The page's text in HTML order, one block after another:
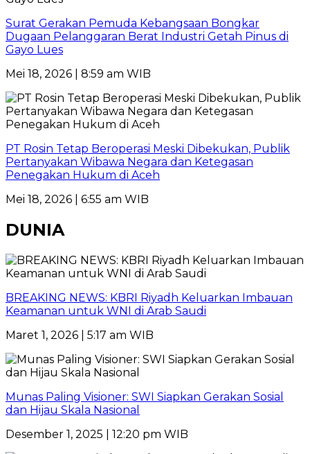
Surat Gerakan Pemuda Kebangsaan Bongkar
Dugaan Pelanggaran Berat Industri Getah Pinus di
Gayo Lues
Mei 18, 2026 | 8:59 am WIB
PT Rosin Tetap Beroperasi Meski Dibekukan, Publik
Pertanyakan Wibawa Negara dan Ketegasan
Penegakan Hukum di Aceh
Mei 18, 2026 | 6:55 am WIB
DUNIA
BREAKING NEWS: KBRI Riyadh Keluarkan Imbauan
Keamanan untuk WNI di Arab Saudi
Maret 1, 2026 | 5:17 am WIB
Munas Paling Visioner: SWI Siapkan Gerakan Sosial
dan Hijau Skala Nasional
Desember 1, 2025 | 12:20 pm WIB